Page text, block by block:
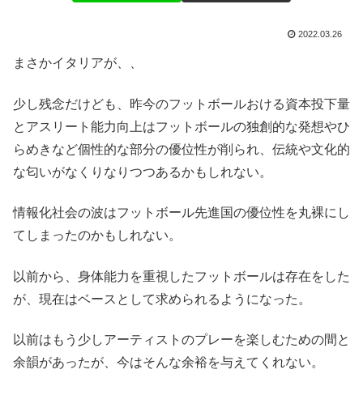
2022.03.26
まさかイタリアが、、
少し残念だけども、昨今のフットボールおける資本投下量
とアスリート能力向上はフットボールの独創的な発想やひ
らめきなど個性的な部分の優位性が削られ、伝統や文化的
な匂いがなくりなりつつあるかもしれない。
情報化社会の波はフットボール先進国の優位性を丸裸にし
てしまったのかもしれない。
以前から、身体能力を重視したフットボールは存在をした
が、現在はベースとして求められるようになった。
以前はもう少しアーティストのプレーを楽しむための間と
余韻があったが、今はそんな余裕を与えてくれない。